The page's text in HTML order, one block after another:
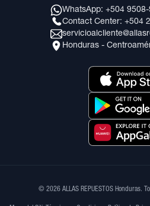
WhatsApp: +504
Contact Center: +504
Honduras -
© 2026 ALLAS REPUESTOS Honduras.